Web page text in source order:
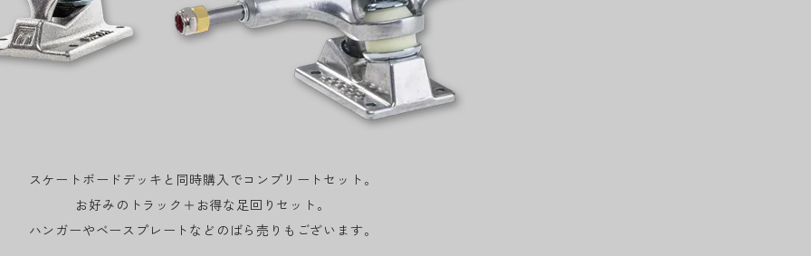
スケートボードデッキと同時購入でコンプリートセット。
お好みのトラック＋お得な足回りセット。
ハンガーやベースプレートなどのばら売りもございます。